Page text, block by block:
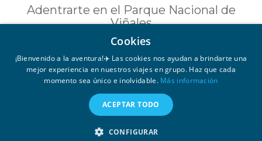
Adentrarte en el Parque Nacional de
Viñales
Conocido por sus mogotes o enormes
montículos de piedra y sus profundas cuevas.
Cookies
¡Bienvenido a la aventura!✈️ Las cookies nos ayudan a brindarte una
mejor experiencia en nuestros viajes en grupo. Haz que cada
momento sea único e inolvidable. Más información
ACEPTAR TODO
CONFIGURAR